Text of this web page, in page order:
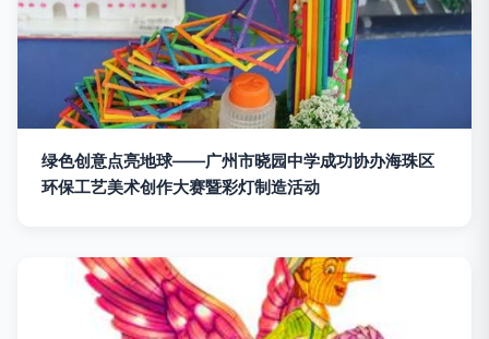
绿色创意点亮地球——广州市晓园中学成功协办海珠区
环保工艺美术创作大赛暨彩灯制造活动